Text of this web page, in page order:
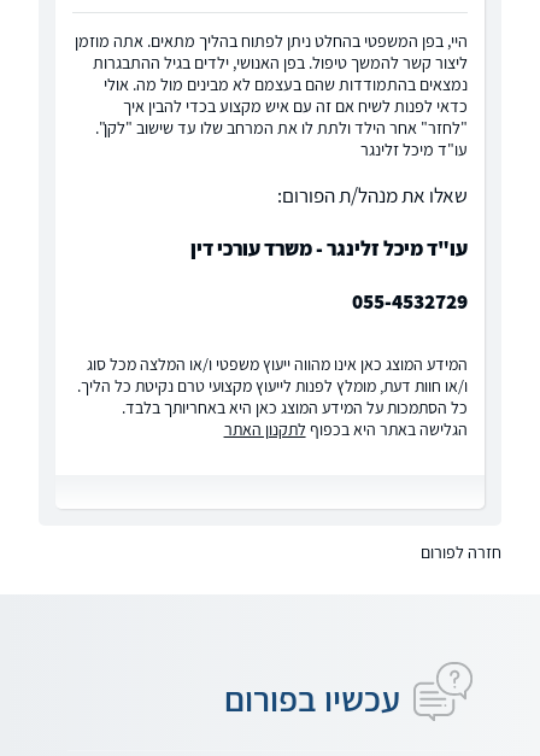
היי, בפן המשפטי בהחלט ניתן לפתוח בהליך מתאים. אתה מוזמן
ליצור קשר להמשך טיפול. בפן האנושי, ילדים בגיל ההתבגרות
נמצאים בהתמודדות שהם בעצמם לא מבינים מול מה. אולי
כדאי לפנות לשיח אם זה עם איש מקצוע בכדי להבין איך
"לחזר" אחר הילד ולתת לו את המרחב שלו עד שישוב "לקן".
עו"ד מיכל זלינגר
שאלו את מנהל/ת הפורום:
עו"ד מיכל זלינגר - משרד עורכי דין
055-4532729
המידע המוצג כאן אינו מהווה ייעוץ משפטי ו/או המלצה מכל סוג
ו/או חוות דעת, מומלץ לפנות לייעוץ מקצועי טרם נקיטת כל הליך.
כל הסתמכות על המידע המוצג כאן היא באחריותך בלבד.
הגלישה באתר היא בכפוף לתקנון האתר
חזרה לפורום
עכשיו בפורום